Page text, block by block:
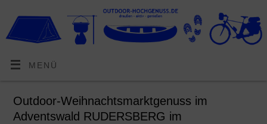
MENÜ
Outdoor-Weihnachtsmarktgenuss im
Adventswald RUDERSBERG im